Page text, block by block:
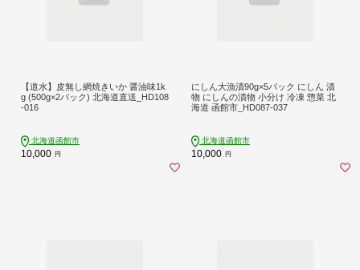
【道水】皮無し網焼きいか 醤油味1k
g (500g×2パック) 北海道直送_HD108
-016
北海道函館市
10,000 円
にしん大漁漬90g×5パック にしん 漬
物 にしんの漬物 小分け 冷凍 惣菜 北
海道 函館市_HD087-037
北海道函館市
10,000 円